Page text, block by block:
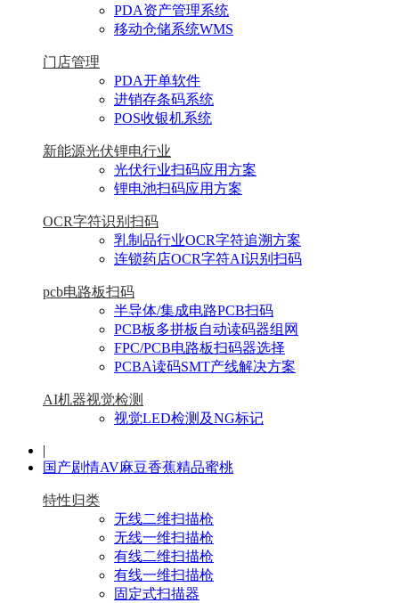
PDA资产管理系统
移动仓储系统WMS
门店管理
PDA开单软件
进销存条码系统
POS收银机系统
新能源光伏锂电行业
光伏行业扫码应用方案
锂电池扫码应用方案
OCR字符识别扫码
乳制品行业OCR字符追溯方案
连锁药店OCR字符AI识别扫码
pcb电路板扫码
半导体/集成电路PCB扫码
PCB板多拼板自动读码器组网
FPC/PCB电路板扫码器选择
PCBA读码SMT产线解决方案
AI机器视觉检测
视觉LED检测及NG标记
|
国产剧情AV麻豆香蕉精品蜜桃
特性归类
无线二维扫描枪
无线一维扫描枪
有线二维扫描枪
有线一维扫描枪
固定式扫描器